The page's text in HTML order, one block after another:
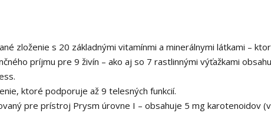
zloženie s 20 základnými vitamínmi a minerálnymi látkami –
príjmu pre 9 živín – ako aj so 7 rastlinnými výťažkami
ktoré podporuje až 9 telesných funkcií.
pre prístroj Prysm úrovne I – obsahuje 5 mg karotenoidov